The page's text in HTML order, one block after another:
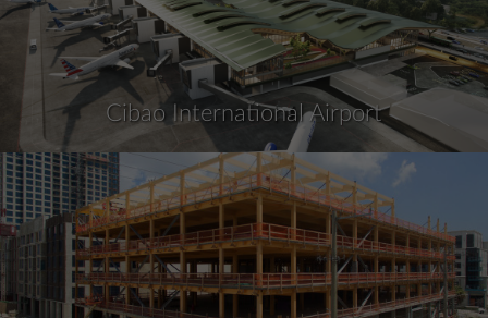
Cibao International Airport